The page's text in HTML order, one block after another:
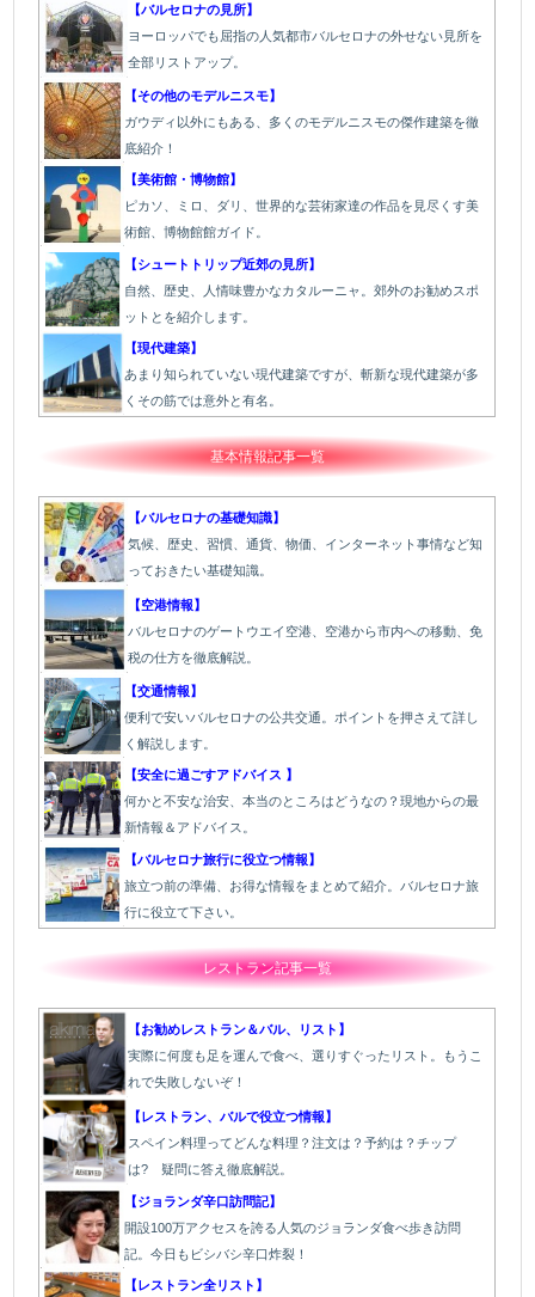
【バルセロナの見所】
ヨーロッパでも屈指の人気都市バルセロナの外せない見所を
全部リストアップ。
【その他のモデルニスモ】
ガウディ以外にもある、多くのモデルニスモの傑作建築を徹
底紹介！
【美術館・博物館】
ピカソ、ミロ、ダリ、世界的な芸術家達の作品を見尽くす美
術館、博物館館ガイド。
【シュートトリップ近郊の見所】
自然、歴史、人情味豊かなカタルーニャ。郊外のお勧めスポ
ットとを紹介します。
【現代建築】
あまり知られていない現代建築ですが、斬新な現代建築が多
くその筋では意外と有名。
基本情報記事一覧
【バルセロナの基礎知識】
気候、歴史、習慣、通貨、物価、インターネット事情など知
っておきたい基礎知識。
【空港情報】
バルセロナのゲートウエイ空港、空港から市内への移動、免
税の仕方を徹底解説。
【交通情報】
便利で安いバルセロナの公共交通。ポイントを押さえて詳し
く解説します。
【安全に過ごすアドバイス 】
何かと不安な治安、本当のところはどうなの？現地からの最
新情報＆アドバイス。
【バルセロナ旅行に役立つ情報】
旅立つ前の準備、お得な情報をまとめて紹介。バルセロナ旅
行に役立て下さい。
レストラン記事一覧
【お勧めレストラン＆バル、リスト】
実際に何度も足を運んで食べ、選りすぐったリスト。もうこ
れで失敗しないぞ！
【レストラン、バルで役立つ情報】
スペイン料理ってどんな料理？注文は？予約は？チップ
は? 疑問に答え徹底解説。
【ジョランダ辛口訪問記】
開設100万アクセスを誇る人気のジョランダ食べ歩き訪問
記。今日もビシバシ辛口炸裂！
【レストラン全リスト】